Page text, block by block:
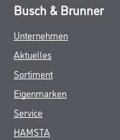
Busch & Brunner
Unternehmen
Aktuelles
Sortiment
Eigenmarken
Service
HAMSTA